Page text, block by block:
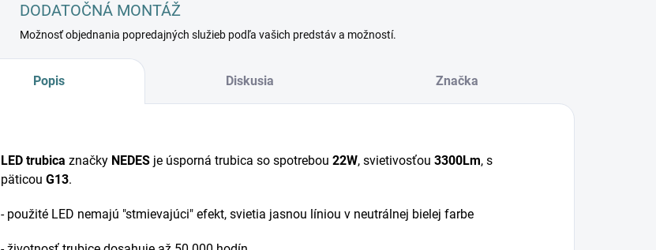
DODATOČNÁ MONTÁŽ
Možnosť objednania popredajných služieb podľa vašich predstáv a možností.
Popis Diskusia Značka
LED trubica značky NEDES je úsporná trubica so spotrebou 22W, svietivosťou 3300Lm, s
päticou G13.
- použité LED nemajú "stmievajúci" efekt, svietia jasnou líniou v neutrálnej bielej farbe